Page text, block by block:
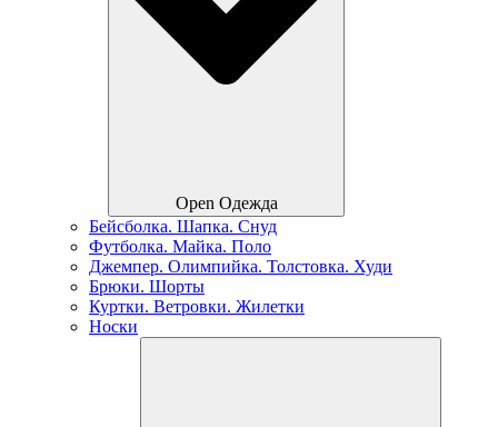
Open Одежда
Бейсболка. Шапка. Снуд
Футболка. Майка. Поло
Джемпер. Олимпийка. Толстовка. Худи
Брюки. Шорты
Куртки. Ветровки. Жилетки
Носки